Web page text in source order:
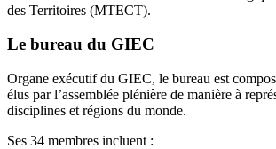
des Territoires (MTECT).
Le bureau du GIEC
Organe exécutif du GIEC, le bureau est
élus par l’assemblée plénière de manière à
disciplines et régions du monde.
Ses 34 membres incluent :